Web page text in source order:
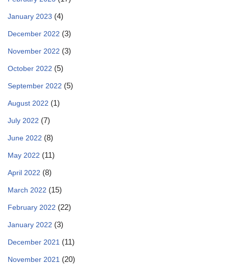
January 2023 (4)
December 2022 (3)
November 2022 (3)
October 2022 (5)
September 2022 (5)
August 2022 (1)
July 2022 (7)
June 2022 (8)
May 2022 (11)
April 2022 (8)
March 2022 (15)
February 2022 (22)
January 2022 (3)
December 2021 (11)
November 2021 (20)